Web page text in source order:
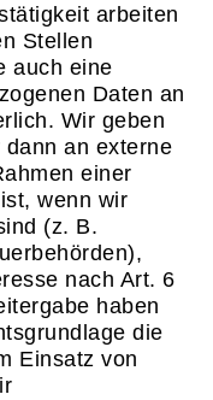
arbeiten
Stellen
auch eine
Daten an
Wir geben
an externe
einer
wenn wir
(z. B.
nach Art. 6
haben
die
Einsatz von